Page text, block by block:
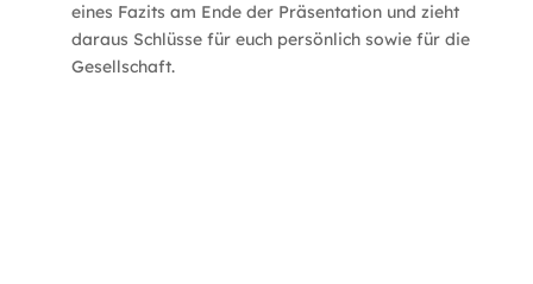
eines Fazits am Ende der Präsentation und zieht
daraus Schlüsse für euch persönlich sowie für die
Gesellschaft.